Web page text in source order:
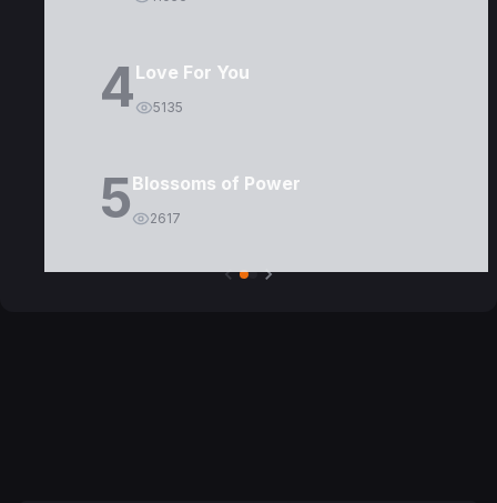
4Love For You
5135
5Blossoms of Power
2617